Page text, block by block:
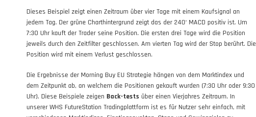
Dieses Beispiel zeigt einen Zeitraum über vier Tage mit einem Kaufsignal an
jedem Tag. Der grüne Charthintergrund zeigt das der 240‘ MACD positiv ist. Um
7:30 Uhr kauft der Trader seine Position. Die ersten drei Tage wird die Position
jeweils durch den Zeitfilter geschlossen. Am vierten Tag wird der Stop berührt. Die
Position wird mit einem Verlust geschlossen.
Die Ergebnisse der Morning Buy EU Strategie hängen von dem Marktindex und
dem Zeitpunkt ab, an welchem die Positionen gekauft wurden (7:30 Uhr oder 9:30
Uhr). Diese Beispiele zeigen Back-tests über einen Vierjahres Zeitraum. In
unserer WHS FutureStation Tradingplattform ist es für Nutzer sehr einfach, mit